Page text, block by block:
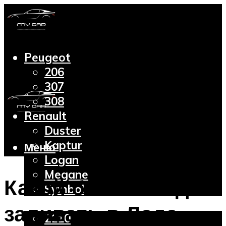
Peugeot
206
307
308
Renault
Duster
Kaptur
Logan
Megane
Symbol
2110
Меню
Какой бензин надо
заливать в Лада